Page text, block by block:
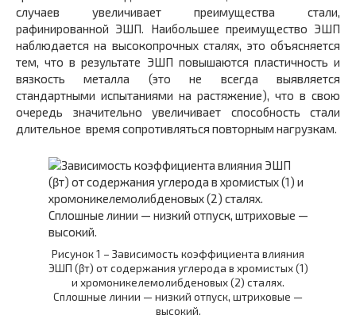
случаев увеличивает преимущества стали,
рафинированной ЭШП. Наибольшее преимущество ЭШП
наблюдается на высокопрочных сталях, это объясняется
тем, что в результате ЭШП повышаются пластичность и
вязкость металла (это не всегда выявляется
стандартными испытаниями на растяжение), что в свою
очередь значительно увеличивает способность стали
длительное время сопротивляться повторным нагрузкам.
Рисунок 1 – Зависимость коэффициента влияния
ЭШП (βт) от содержания углерода в хромистых (1)
и хромоникелемолибденовых (2) сталях.
Сплошные линии — низкий отпуск, штриховые —
высокий.